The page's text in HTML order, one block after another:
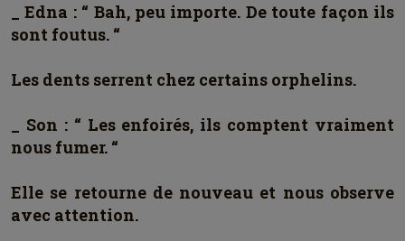
_ Edna : “ Bah, peu importe. De toute façon ils
sont foutus. “
Les dents serrent chez certains orphelins.
_ Son : “ Les enfoirés, ils comptent vraiment
nous fumer. “
Elle se retourne de nouveau et nous observe
avec attention.